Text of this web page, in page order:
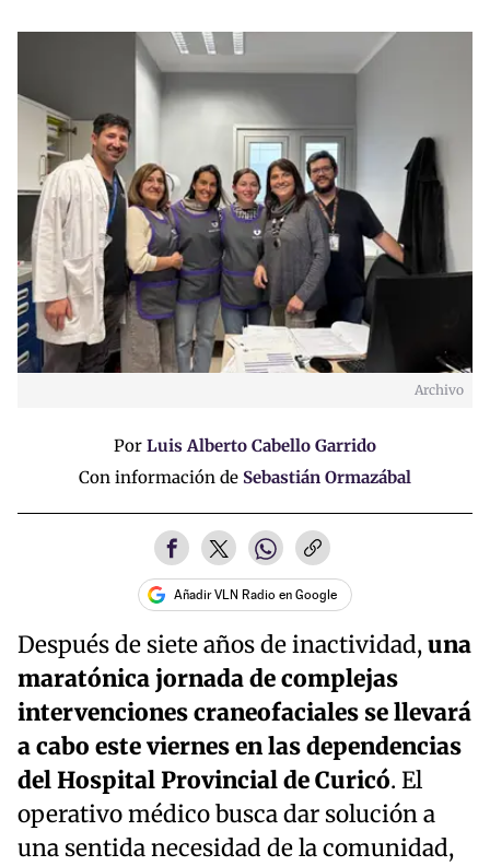
Archivo
Por Luis Alberto Cabello Garrido
Con información de Sebastián Ormazábal
Añadir VLN Radio en Google
Después de siete años de inactividad,una
maratónica jornada de complejas
intervenciones craneofaciales se llevará
a cabo este viernes en las dependencias
del Hospital Provincial de Curicó. El
operativo médico busca dar solución a
una sentida necesidad de la comunidad,